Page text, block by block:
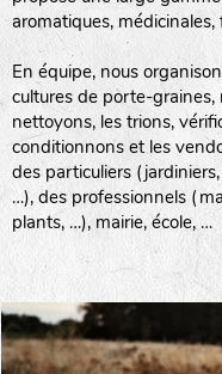
aromatiques,
En équipe, nous
cultures de porte-graines,
nettoyons, les trions,
conditionnons et les
des particuliers
…), des professionnels
plants, …), mairie, école, …